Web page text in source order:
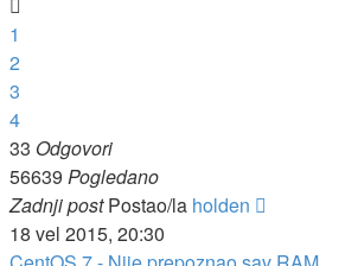
1
2
3
4
33 Odgovori
56639 Pogledano
Zadnji postPostao/la holden
18 vel 2015, 20:30